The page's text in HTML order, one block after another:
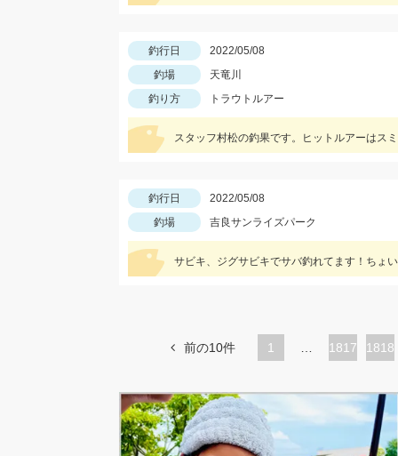
釣行日
2022/05/08
釣場
天竜川
釣り方
トラウトルアー
スタッフ村松の釣果です。ヒットルアーはス
釣行日
2022/05/08
釣場
吉良サンライズパーク
サビキ、ジグサビキでサバ釣れてます！ちょ
前の10件 1
ペ
1817
ペ
ジ
1818